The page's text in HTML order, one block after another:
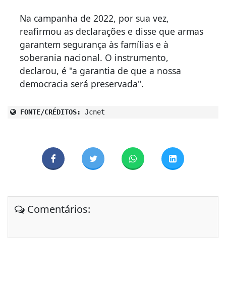
Na campanha de 2022, por sua vez,
reafirmou as declarações e disse que armas
garantem segurança às famílias e à
soberania nacional. O instrumento,
declarou, é "a garantia de que a nossa
democracia será preservada".
FONTE/CRÉDITOS: Jcnet
Comentários: